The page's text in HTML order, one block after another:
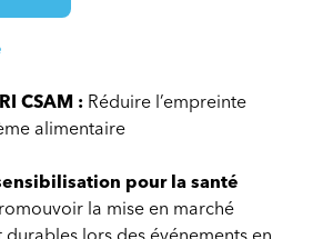
CSAM : Réduire l’empreinte
alimentaire
pour la santé
la mise en marché